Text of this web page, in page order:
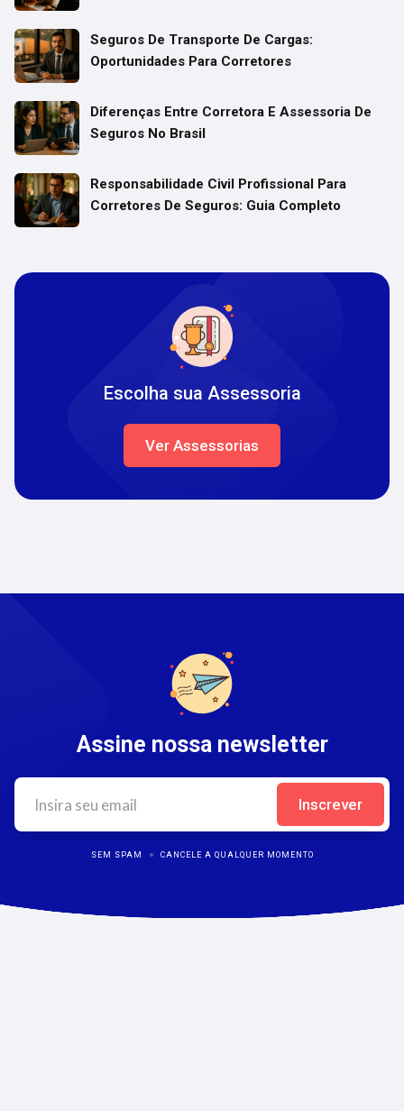
Seguros De Transporte De Cargas:
Oportunidades Para Corretores
Diferenças Entre Corretora E Assessoria De
Seguros No Brasil
Responsabilidade Civil Profissional Para
Corretores De Seguros: Guia Completo
Escolha sua Assessoria
Ver Assessorias
Assine nossa newsletter
SEM SPAM CANCELE A QUALQUER MOMENTO